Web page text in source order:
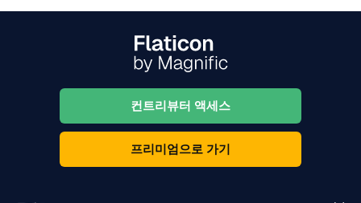
컨트리뷰터 액세스
프리미엄으로 가기